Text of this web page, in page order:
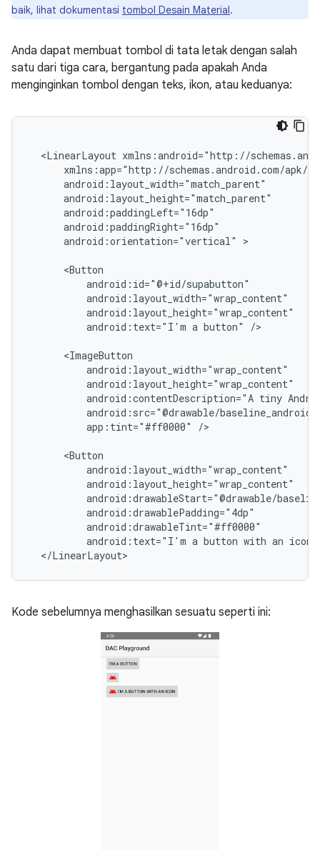
baik, lihat dokumentasi tombol Desain Material.
Anda dapat membuat tombol di tata letak dengan salah
satu dari tiga cara, bergantung pada apakah Anda
menginginkan tombol dengan teks, ikon, atau keduanya:
<LinearLayout
android:orientation="vertical"
android:text="I'm a button"
android:contentDescription="A tiny
app:tint="#ff0000"
android:text="I'm a button with an icon"
</LinearLayout>
Kode sebelumnya menghasilkan sesuatu seperti ini: